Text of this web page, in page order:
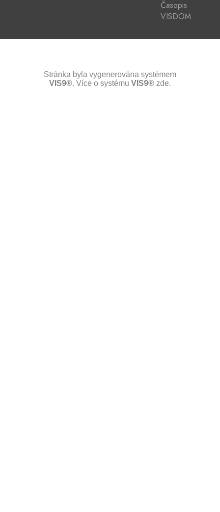
Časopis
VISDOM
Stránka byla vygenerována systémem
VIS9®. Více o systému VIS9® zde.